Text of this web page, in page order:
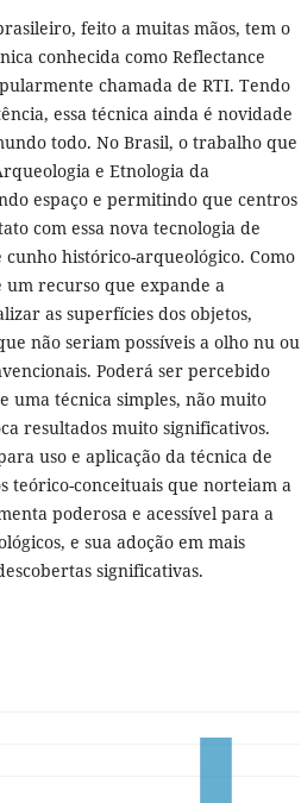
feito a muitas mãos, tem o
conhecida como Reflectance
chamada de RTI. Tendo
essa técnica ainda é novidade
todo. No Brasil, o trabalho que
e Etnologia da
espaço e permitindo que centros
com essa nova tecnologia de
histórico-arqueológico. Como
um recurso que expande a
as superfícies dos objetos,
não seriam possíveis a olho nu ou
Poderá ser percebido
uma técnica simples, não muito
resultados muito significativos.
uso e aplicação da técnica de
teórico-conceituais que norteiam a
poderosa e acessível para a
e sua adoção em mais
significativas.